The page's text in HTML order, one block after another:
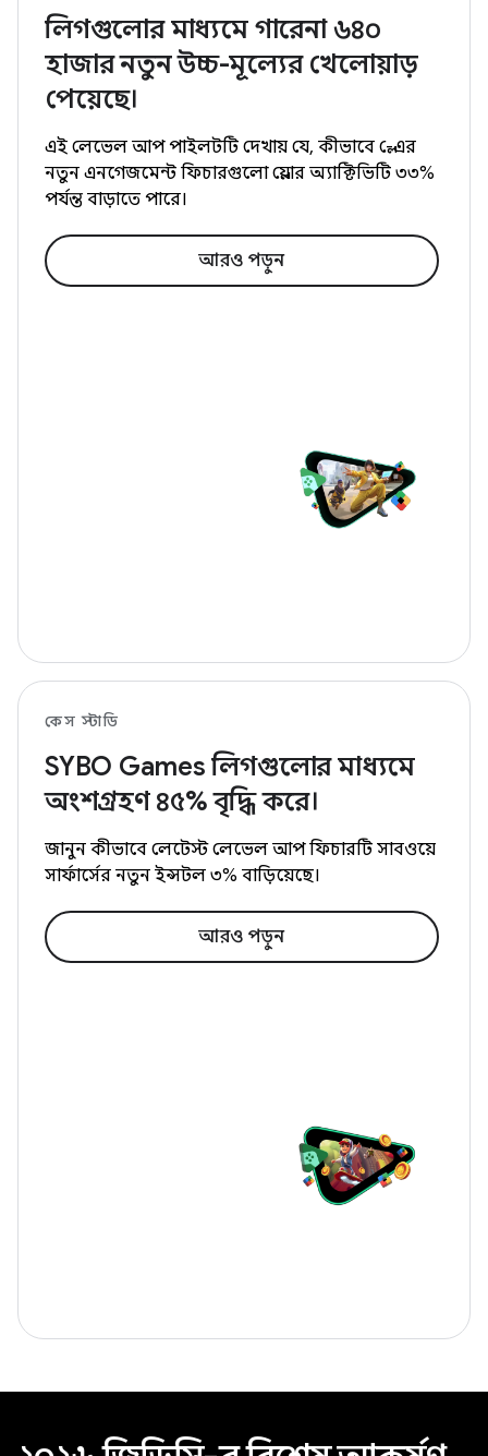
লিগগুলোর মাধ্যমে গারেনা ৬৪০
হাজার নতুন উচ্চ-মূল্যের খেলোয়াড়
পেয়েছে।
এই লেভেল আপ পাইলটটি দেখায় যে, কীভাবে প্লে-এর
নতুন এনগেজমেন্ট ফিচারগুলো প্লেয়ার অ্যাক্টিভিটি ৩৩%
পর্যন্ত বাড়াতে পারে।
আরও পড়ুন
কেস স্টাডি
SYBO Games লিগগুলোর মাধ্যমে
অংশগ্রহণ ৪৫% বৃদ্ধি করে।
জানুন কীভাবে লেটেস্ট লেভেল আপ ফিচারটি সাবওয়ে
সার্ফার্সের নতুন ইন্সটল ৩% বাড়িয়েছে।
আরও পড়ুন